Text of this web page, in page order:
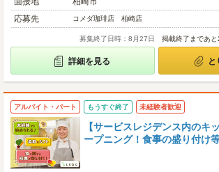
応募先
コメダ珈琲店 柏崎店
募集終了日時：8月27日 掲載終了まであと
詳細を見る と
アルバイト・パート もうすぐ終了 未経験者歓迎
【サービスレジデンス内のキ
ープニング！食事の盛り付け